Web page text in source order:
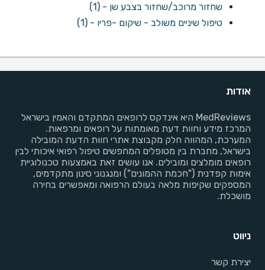
שחזור מרוכב/שחזור בצבע שן - (1)
טיפול שיניים משולב - שיקום -פריו - (1)
אודות
MedReviews היא אינדקס לרופאים המתקדם והאמין בישראל
המרכז מידע וחוות דעת מאומתות על רופאים ומרפאות.
המערכת, המהווה חלק מקבוצת אתרי חוות הדעת המובילה
בישראל, מחברת בין מטופלים המחפשים טיפול רפואי איכותי לבין
רופאים מומלצים ומובילים. אנו עושים זאת באמצעות טכנולוגיית
אימות קפדנית ("חכמת ההמונים") ומנגנוני סינון מתקדמים,
המספקים שקיפות מלאה בעולם הרפואה ומאפשרים בחירה
מושכלת.
ניווט
יצירת קשר